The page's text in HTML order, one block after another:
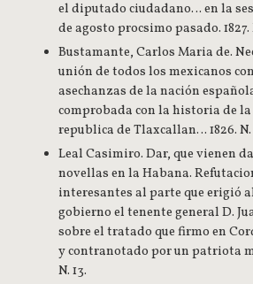
el diputado ciudadano… en la
de agosto procsimo pasado. 1827.
Bustamante, Carlos Maria de.
unión de todos los mexicanos
asechanzas de la nación
comprobada con la historia de
republica de Tlaxcallan… 1826. N.
Leal Casimiro. Dar, que vienen
novellas en la Habana.
interesantes al parte que erigió
gobierno el tenente general D.
sobre el tratado que firmo en
y contranotado por un patriota
N. 13.